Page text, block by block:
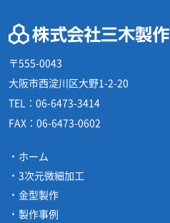
〒555-0043
大阪市西淀川区大野1-2-20
TEL： 06-6473-3414
FAX： 06-6473-0602
ホーム
3次元微細加工
金型製作
製作事例